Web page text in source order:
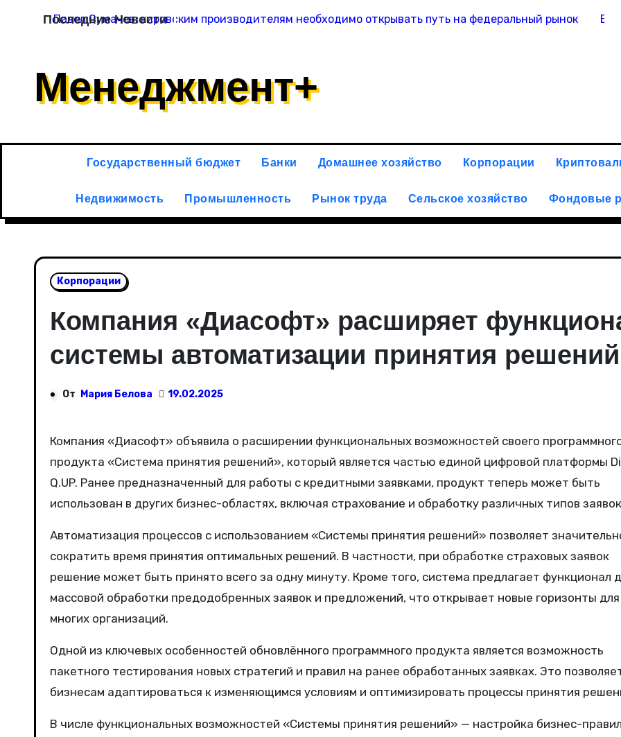
Последние Новости
Павел Сумачев: кировским производителям необходимо открывать путь на федеральный рынок
Менеджмент+
Государственный бюджет Банки Домашнее хозяйство Корпорации
Недвижимость Промышленность Рынок труда Сельское хозяйство Фондовые
Корпорации
Компания «Диасофт» расширяет
системы автоматизации принятия решений
От Мария Белова 19.02.2025
Компания «Диасофт» объявила о расширении функциональных возможностей своего программного
продукта «Система принятия решений», который является частью единой цифровой платформы
Q.UP. Ранее предназначенный для работы с кредитными заявками, продукт теперь может быть
использован в других бизнес-областях, включая страхование и обработку различных типов
Автоматизация процессов с использованием «Системы принятия решений» позволяет
сократить время принятия оптимальных решений. В частности, при обработке страховых заявок
решение может быть принято всего за одну минуту. Кроме того, система предлагает функционал
массовой обработки предодобренных заявок и предложений, что открывает новые горизонты для
многих организаций.
Одной из ключевых особенностей обновлённого программного продукта является возможность
пакетного тестирования новых стратегий и правил на ранее обработанных заявках. Это
бизнесам адаптироваться к изменяющимся условиям и оптимизировать процессы принятия
В числе функциональных возможностей «Системы принятия решений» — настройка бизнес-